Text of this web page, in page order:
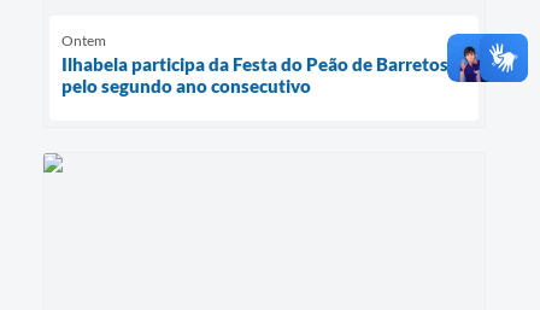
Ontem
Ilhabela participa da Festa do Peão de Barretos
pelo segundo ano consecutivo